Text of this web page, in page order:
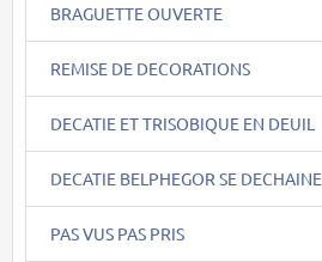
BRAGUETTE OUVERTE
REMISE DE DECORATIONS
DECATIE ET TRISOBIQUE EN DEUIL
DECATIE BELPHEGOR SE DECHAINE
PAS VUS PAS PRIS